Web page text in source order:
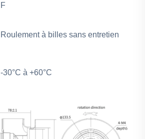
F
Roulement à billes sans entretien
-30°C à +60°C